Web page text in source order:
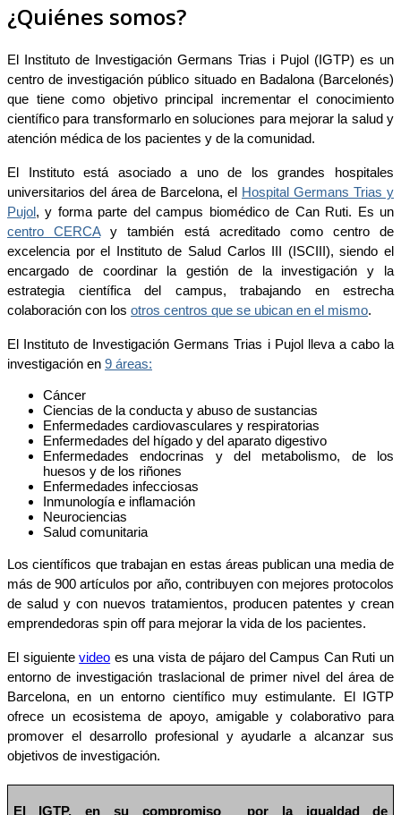
¿Quiénes somos?
El Instituto de Investigación Germans Trias i Pujol (IGTP) es un
centro de investigación público situado en Badalona (Barcelonés)
que tiene como objetivo principal incrementar el conocimiento
científico para transformarlo en soluciones para mejorar la salud y
atención médica de los pacientes y de la comunidad.
El Instituto está asociado a uno de los grandes hospitales
universitarios del área de Barcelona, el Hospital Germans Trias y
Pujol, y forma parte del campus biomédico de Can Ruti. Es un
centro CERCAy también está acreditado como centro de
excelencia por el Instituto de Salud Carlos III (ISCIII), siendo el
encargado de coordinar la gestión de la investigación y la
estrategia científica del campus, trabajando en estrecha
colaboración con los otros centros que se ubican en el mismo.
El Instituto de Investigación Germans Trias i Pujol lleva a cabo la
investigación en 9 áreas:
Cáncer
Ciencias de la conducta y abuso de sustancias
Enfermedades cardiovasculares y respiratorias
Enfermedades del hígado y del aparato digestivo
Enfermedades endocrinas y del metabolismo, de los
huesos y de los riñones
Enfermedades infecciosas
Inmunología e inflamación
Neurociencias
Salud comunitaria
Los científicos que trabajan en estas áreas publican una media de
más de 900 artículos por año, contribuyen con mejores protocolos
de salud y con nuevos tratamientos, producen patentes y crean
emprendedoras spin off para mejorar la vida de los pacientes.
El siguientevideo es una vista de pájaro del Campus Can Ruti un
entorno de investigación traslacional de primer nivel del área de
Barcelona, en un entorno científico muy estimulante. El IGTP
ofrece un ecosistema de apoyo, amigable y colaborativo para
promover el desarrollo profesional y ayudarle a alcanzar sus
objetivos de investigación.
El IGTP,en su compromiso por la igualdad de